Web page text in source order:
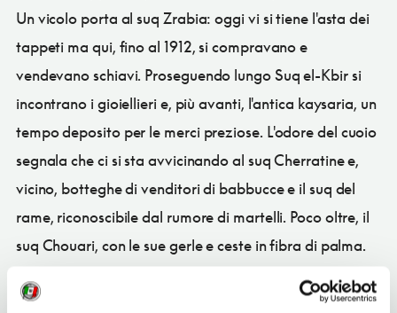
Un vicolo porta al suq Zrabia: oggi vi si tiene l'asta dei
tappeti ma qui, fino al 1912, si compravano e
vendevano schiavi. Proseguendo lungo Suq el-Kbir si
incontrano i gioiellieri e, più avanti, l'antica kaysaria, un
tempo deposito per le merci preziose. L'odore del cuoio
segnala che ci si sta avvicinando al suq Cherratine e,
vicino, botteghe di venditori di babbucce e il suq del
rame, riconoscibile dal rumore di martelli. Poco oltre, il
suq Chouari, con le sue gerle e ceste in fibra di palma.
appese ad asciugare fuori dalle botteghe che offrono